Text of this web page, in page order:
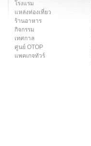
โรงแรม
แหล่งท่องเที่ยว
ร้านอาหาร
กิจกรรม
เทศกาล
ศูนย์ OTOP
แพคเกจทัวร์